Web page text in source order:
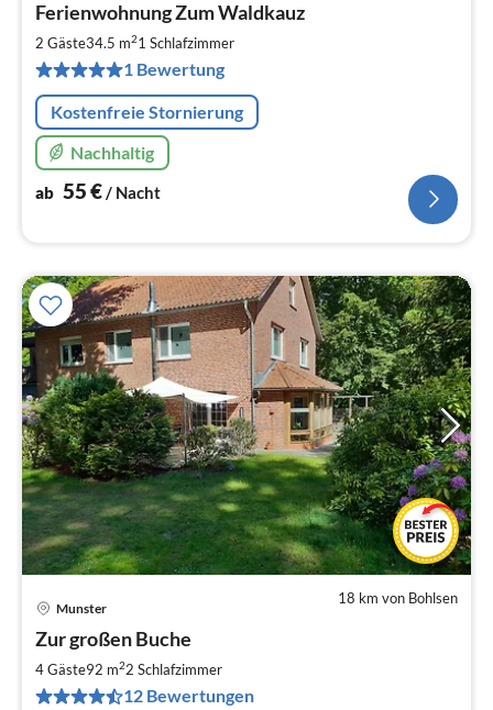
Ferienwohnung Zum Waldkauz
2 Gäste34.5 m21 Schlafzimmer
1 Bewertung
Kostenfreie Stornierung
Nachhaltig
ab 55€ / Nacht
18 km von Bohlsen
Munster
Zur großen Buche
4 Gäste92 m22 Schlafzimmer
12 Bewertungen